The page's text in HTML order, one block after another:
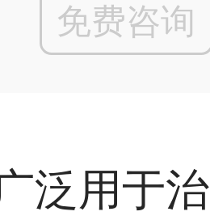
免费咨询
泛用于治